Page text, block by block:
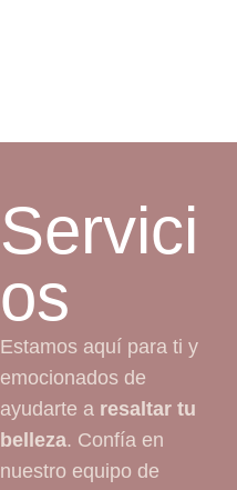
Servici
os
Estamos aquí para ti y
emocionados de
ayudarte a resaltar tu
belleza. Confía en
nuestro equipo de